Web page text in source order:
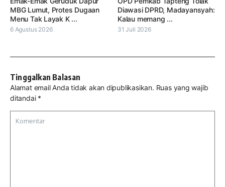
MBG Lumut, Protes Dugaan
Menu Tak Layak K ...
6 Agustus 2026
Diawasi DPRD, Madayansyah:
Kalau memang ...
31 Juli 2026
Tinggalkan Balasan
Alamat email Anda tidak akan dipublikasikan. Ruas yang wajib
ditandai *